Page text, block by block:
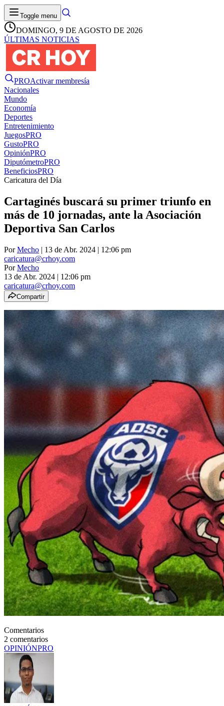
Toggle menu
DOMINGO, 9 DE AGOSTO DE 2026
ÚLTIMAS NOTICIAS
PROActivar membresía
Nacionales
Mundo
Economía
Deportes
Entretenimiento
JuegosPRO
GustoPRO
OpiniónPRO
DiputómetroPRO
BeneficiosPRO
Caricatura del Día
Cartaginés buscará su primer triunfo en
más de 10 jornadas, ante la Asociación
Deportiva San Carlos
PorMecho | 13 de Abr. 2024 | 12:06 pm
caricatura@crhoy.com
PorMecho
13 de Abr. 2024 | 12:06 pm
caricatura@crhoy.com
Compartir
Comentarios
2 comentarios
OPINIÓNPRO